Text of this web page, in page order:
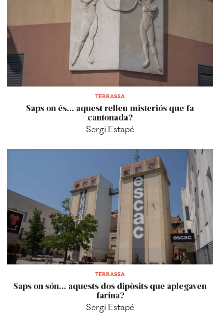
TERRASSA
Saps on és... aquest relleu misteriós que fa
cantonada?
Sergi Estapé
TERRASSA
Saps on són... aquests dos dipòsits que aplegaven
farina?
Sergi Estapé